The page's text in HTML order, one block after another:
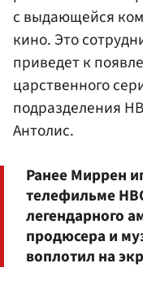
с выдающейся
кино. Это
приведет к
царственного
подразделения
Антолис.
Ранее Миррен
телефильме
легендарного
продюсера и
воплотил на